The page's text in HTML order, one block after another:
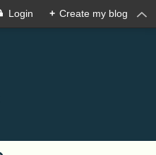
Login + Create my blog